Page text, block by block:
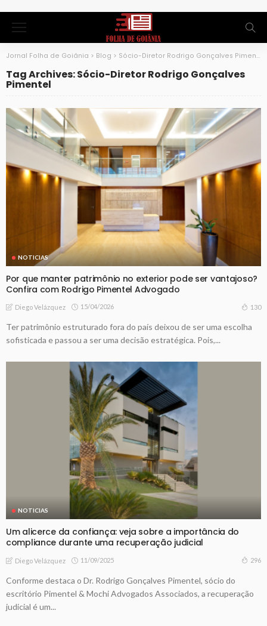
Jornal Folha de Goiânia > Blog > Sócio-Diretor Rodrigo Gonçalves Pimentel
Tag Archives: Sócio-Diretor Rodrigo Gonçalves
Pimentel
NOTICIAS
Por que manter patrimônio no exterior pode ser vantajoso?
Confira com Rodrigo Pimentel Advogado
Diego Velázquez 15/04/2026 130
Ter patrimônio estruturado fora do país deixou de ser uma escolha
sofisticada e passou a ser uma decisão estratégica. Pois,...
NOTICIAS
Um alicerce da confiança: veja sobre a importância do
compliance durante uma recuperação judicial
Diego Velázquez 11/09/2025 296
Conforme destaca o Dr. Rodrigo Gonçalves Pimentel, sócio do
escritório Pimentel & Mochi Advogados Associados, a recuperação
judicial é um...